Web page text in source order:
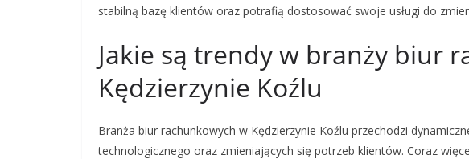
stabilną bazę klientów oraz potrafią dostosować swoje usługi do
Jakie są trendy w branży biur
Kędzierzynie Koźlu
Branża biur rachunkowych w Kędzierzynie Koźlu przechodzi
technologicznego oraz zmieniających się potrzeb klientów. Coraz